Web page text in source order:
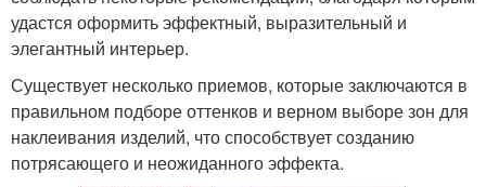
удастся оформить эффектный, выразительный и
элегантный интерьер.
Существует несколько приемов, которые заключаются в
правильном подборе оттенков и верном выборе зон для
наклеивания изделий, что способствует созданию
потрясающего и неожиданного эффекта.